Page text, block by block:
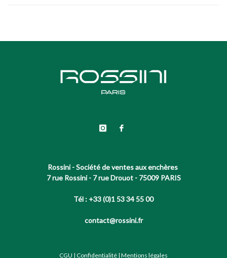
Rossini - Société de ventes aux enchères
7 rue Rossini - 7 rue Drouot - 75009 PARIS
Tél : +33 (0)1 53 34 55 00
contact@rossini.fr
CGU | Confidentialité | Mentions légales